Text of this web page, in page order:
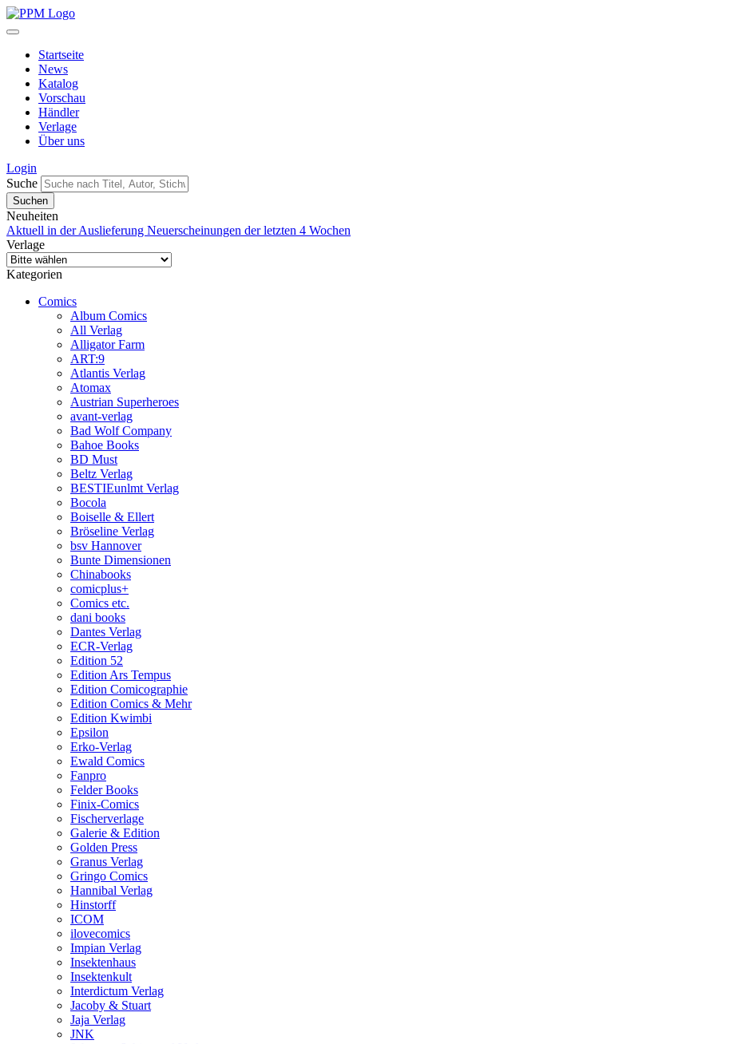
Startseite
News
Katalog
Vorschau
Händler
Verlage
Über uns
Login
Suche
Neuheiten
Aktuell in der Auslieferung Neuerscheinungen der letzten 4 Wochen
Verlage
Kategorien
Comics
Album Comics
All Verlag
Alligator Farm
ART:9
Atlantis Verlag
Atomax
Austrian Superheroes
avant-verlag
Bad Wolf Company
Bahoe Books
BD Must
Beltz Verlag
BESTIEunlmt Verlag
Bocola
Boiselle & Ellert
Bröseline Verlag
bsv Hannover
Bunte Dimensionen
Chinabooks
comicplus+
Comics etc.
dani books
Dantes Verlag
ECR-Verlag
Edition 52
Edition Ars Tempus
Edition Comicographie
Edition Comics & Mehr
Edition Kwimbi
Epsilon
Erko-Verlag
Ewald Comics
Fanpro
Felder Books
Finix-Comics
Fischerverlage
Galerie & Edition
Golden Press
Granus Verlag
Gringo Comics
Hannibal Verlag
Hinstorff
ICOM
ilovecomics
Impian Verlag
Insektenhaus
Insektenkult
Interdictum Verlag
Jacoby & Stuart
Jaja Verlag
JNK